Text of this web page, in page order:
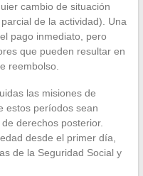
cambio de situación
de la actividad). Una
pago inmediato, pero
que pueden resultar en
reembolso.
las misiones de
estos períodos sean
derechos posterior.
desde el primer día,
de la Seguridad Social y